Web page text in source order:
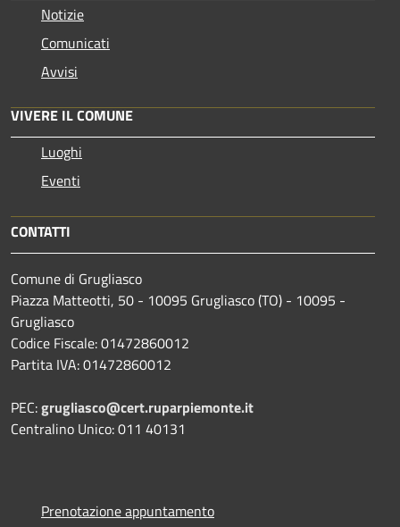
Notizie
Comunicati
Avvisi
VIVERE IL COMUNE
Luoghi
Eventi
CONTATTI
Comune di Grugliasco
Piazza Matteotti, 50 - 10095 Grugliasco (TO) - 10095 -
Grugliasco
Codice Fiscale: 01472860012
Partita IVA: 01472860012
PEC:grugliasco@cert.ruparpiemonte.it
Centralino Unico: 011 40131
Prenotazione appuntamento